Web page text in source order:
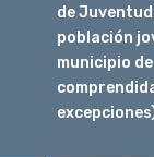
de
población
municipio